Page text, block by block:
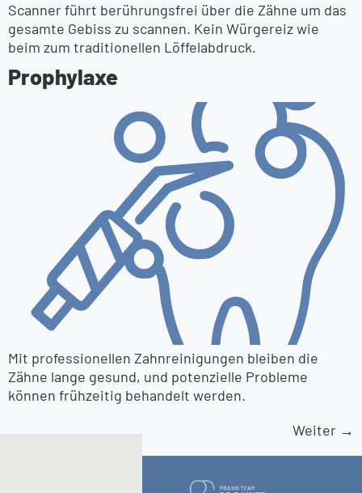
Scanner führt berührungsfrei über die Zähne um das
gesamte Gebiss zu scannen. Kein Würgereiz wie
beim zum traditionellen Löffelabdruck.
Prophylaxe
Mit professionellen Zahnreinigungen bleiben die
Zähne lange gesund, und potenzielle Probleme
können frühzeitig behandelt werden.
Weiter →